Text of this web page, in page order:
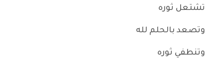
تشتعل ثوره
وتصعد بالحلم لله
وتنطفي ثوره